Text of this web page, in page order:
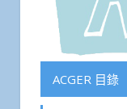
ACGER 目錄